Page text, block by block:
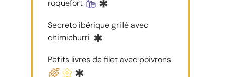
roquefort
Secreto ibérique grillé avec
chimichurri
Petits livres de filet avec poivrons